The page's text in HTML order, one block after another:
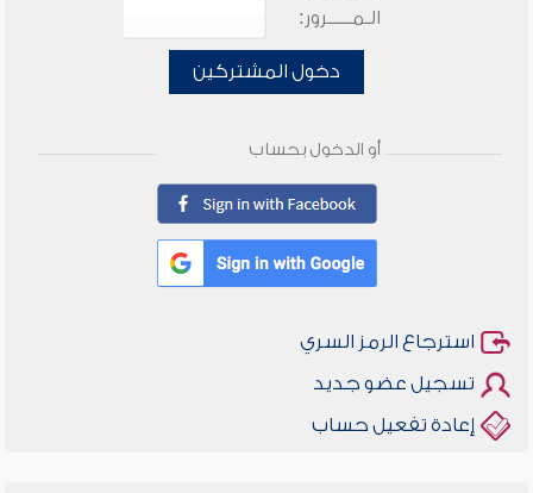
الـمـــــرور:
دخول المشتركين
أو الدخول بحساب
استرجاع الرمز السري
تسجيل عضو جديد
إعادة تفعيل حساب